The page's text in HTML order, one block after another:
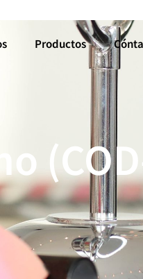
Productos